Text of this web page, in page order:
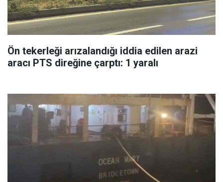
Ön tekerleği arızalandığı iddia edilen arazi
aracı PTS direğine çarptı: 1 yaralı